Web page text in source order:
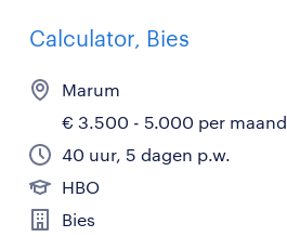
Calculator, Bies
Marum
€ 3.500 - 5.000 per maand
40 uur, 5 dagen p.w.
HBO
Bies